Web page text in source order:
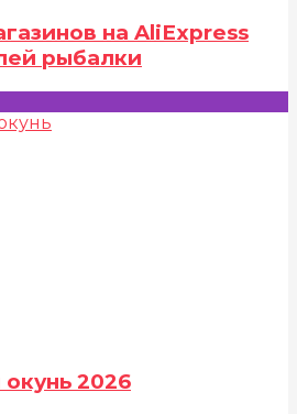
на AliExpress
рыбалки
2026